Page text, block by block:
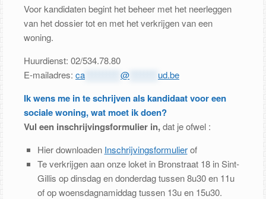
Voor kandidaten begint het beheer met het neerleggen
van het dossier tot en met het verkrijgen van een
woning.
Huurdienst: 02/534.78.80
E-mailadres: ca @ ud.be
Ik wens me in te schrijven als kandidaat voor een
sociale woning, wat moet ik doen?
Vul een inschrijvingsformulier in,dat je ofwel :
Hier downloaden Inschrijvingsformulierof
Te verkrijgen aan onze loket in Bronstraat 18 in Sint-
Gillis op dinsdag en donderdag tussen 8u30 en 11u
of op woensdagnamiddag tussen 13u en 15u30.